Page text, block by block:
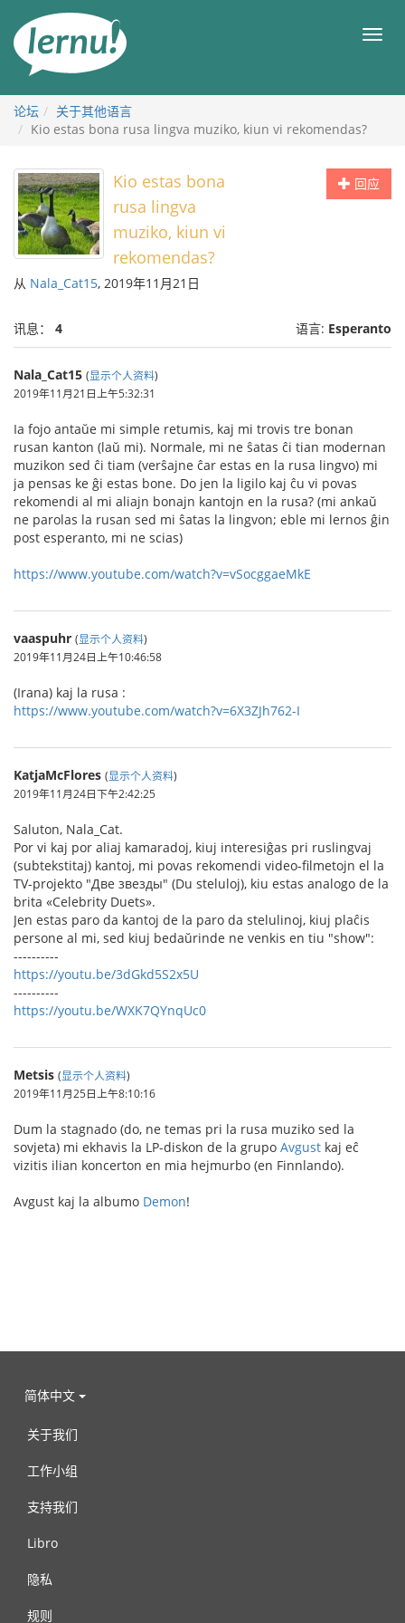
目
论坛
关于其他语言
Kio estas bona rusa lingva muziko, kiun vi rekomendas?
回应
Kio estas bona
rusa lingva
muziko, kiun vi
rekomendas?
从 Nala_Cat15, 2019年11月21日
讯息： 4 语言: Esperanto
Nala_Cat15 (显示个人资料)
2019年11月21日上午5:32:31
Ia fojo antaŭe mi simple retumis, kaj mi trovis tre bonan
rusan kanton (laŭ mi). Normale, mi ne ŝatas ĉi tian modernan
muzikon sed ĉi tiam (verŝajne ĉar estas en la rusa lingvo) mi
ja pensas ke ĝi estas bone. Do jen la ligilo kaj ĉu vi povas
rekomendi al mi aliajn bonajn kantojn en la rusa? (mi ankaŭ
ne parolas la rusan sed mi ŝatas la lingvon; eble mi lernos ĝin
post esperanto, mi ne scias)
https://www.youtube.com/watch?v=vSocggaeMkE
vaaspuhr (显示个人资料)
2019年11月24日上午10:46:58
(Irana) kaj la rusa :
https://www.youtube.com/watch?v=6X3ZJh762-I
KatjaMcFlores (显示个人资料)
2019年11月24日下午2:42:25
Saluton, Nala_Cat.
Por vi kaj por aliaj kamaradoj, kiuj interesiĝas pri ruslingvaj
(subtekstitaj) kantoj, mi povas rekomendi video-filmetojn el la
TV-projekto "Две звезды" (Du steluloj), kiu estas analogo de la
brita «Celebrity Duets».
Jen estas paro da kantoj de la paro da stelulinoj, kiuj plaĉis
persone al mi, sed kiuj bedaŭrinde ne venkis en tiu "show":
----------
https://youtu.be/3dGkd5S2x5U
----------
https://youtu.be/WXK7QYnqUc0
Metsis (显示个人资料)
2019年11月25日上午8:10:16
Dum la stagnado (do, ne temas pri la rusa muziko sed la
sovjeta) mi ekhavis la LP-diskon de la grupo Avgust kaj eĉ
vizitis ilian koncerton en mia hejmurbo (en Finnlando).
Avgust kaj la albumo Demon!
简体中文
关于我们
工作小组
支持我们
Libro
隐私
规则